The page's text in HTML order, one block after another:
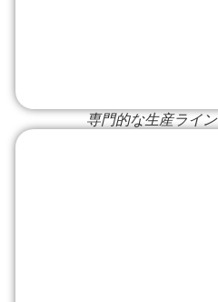
専門的な生産ライン